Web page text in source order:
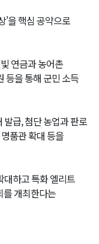
'을 핵심 공약으로
연금과 농어촌
등을 통해 군민 소득
급, 첨단 농업과 판로
품관 확대 등을
대하고 특화 엘리트
를 개최한다는